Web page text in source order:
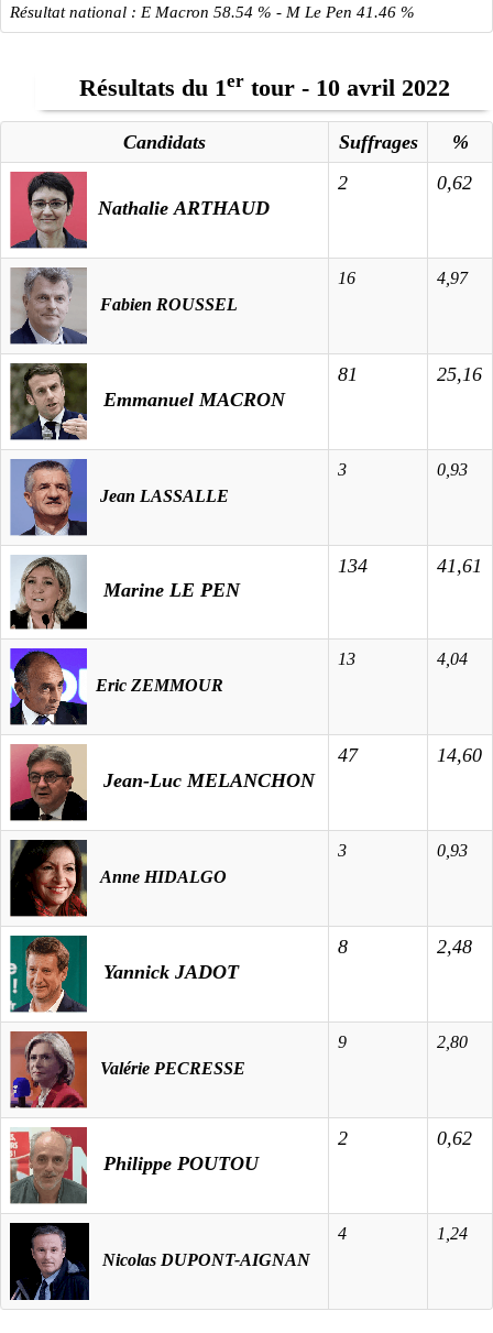
Résultat national : E Macron 58.54 % - M Le Pen 41.46 %
Résultats du 1ertour - 10 avril 2022
Candidats Suffrages %
Nathalie ARTHAUD
2 0,62
Fabien ROUSSEL
16 4,97
Emmanuel MACRON
81 25,16
Jean LASSALLE
3 0,93
Marine LE PEN
134 41,61
Eric ZEMMOUR
13 4,04
Jean-Luc MELANCHON
47 14,60
Anne HIDALGO
3 0,93
Yannick JADOT
8 2,48
Valérie PECRESSE
9 2,80
Philippe POUTOU
2 0,62
Nicolas DUPONT-AIGNAN
4 1,24